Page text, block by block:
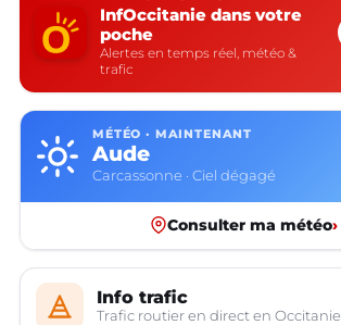
InfOccitanie dans votre
poche
Alertes en temps réel, météo &
trafic
MÉTÉO · MAINTENANT
Aude
Carcassonne · Ciel dégagé
Consulter ma météo›
Info trafic
Trafic routier en direct en Occitanie